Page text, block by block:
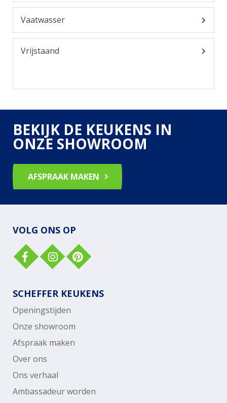
Vaatwasser
Vrijstaand
BEKIJK DE KEUKENS IN
ONZE SHOWROOM
AFSPRAAK MAKEN
VOLG ONS OP
SCHEFFER KEUKENS
Openingstijden
Onze showroom
Afspraak maken
Over ons
Ons verhaal
Ambassadeur worden